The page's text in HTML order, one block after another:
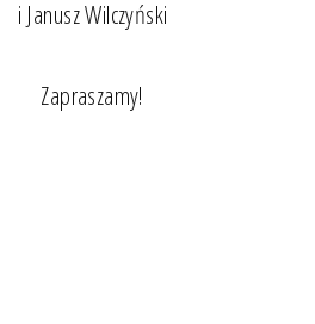
i Janusz Wilczyński
Zapraszamy!